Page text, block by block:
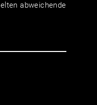
abweichende